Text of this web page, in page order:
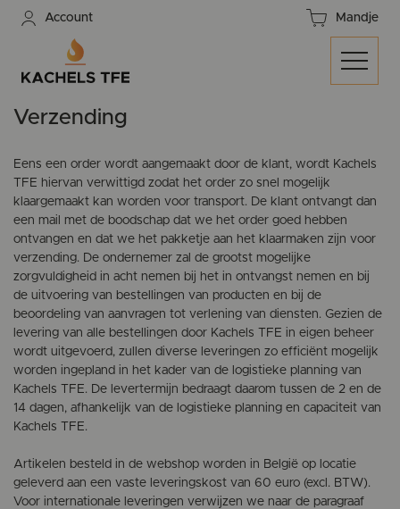
Account Mandje
Verzending
Eens een order wordt aangemaakt door de klant, wordt Kachels
TFE hiervan verwittigd zodat het order zo snel mogelijk
klaargemaakt kan worden voor transport. De klant ontvangt dan
een mail met de boodschap dat we het order goed hebben
ontvangen en dat we het pakketje aan het klaarmaken zijn voor
verzending. De ondernemer zal de grootst mogelijke
zorgvuldigheid in acht nemen bij het in ontvangst nemen en bij
de uitvoering van bestellingen van producten en bij de
beoordeling van aanvragen tot verlening van diensten. Gezien de
levering van alle bestellingen door Kachels TFE in eigen beheer
wordt uitgevoerd, zullen diverse leveringen zo efficiënt mogelijk
worden ingepland in het kader van de logistieke planning van
Kachels TFE. De levertermijn bedraagt daarom tussen de 2 en de
14 dagen, afhankelijk van de logistieke planning en capaciteit van
Kachels TFE.
Artikelen besteld in de webshop worden in België op locatie
geleverd aan een vaste leveringskost van 60 euro (excl. BTW).
Voor internationale leveringen verwijzen we naar de paragraaf